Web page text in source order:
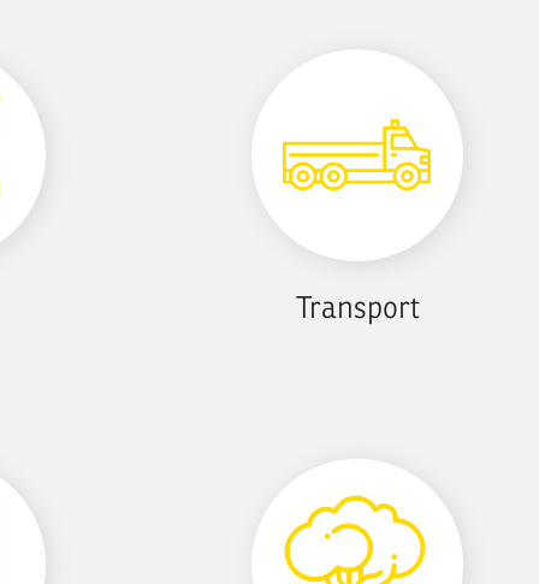
Transport